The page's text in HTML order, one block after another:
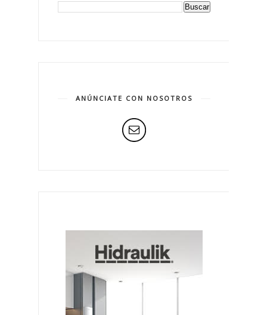
ANÚNCIATE CON NOSOTROS